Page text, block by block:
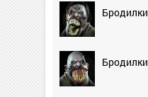
Бродилки
Бродилки